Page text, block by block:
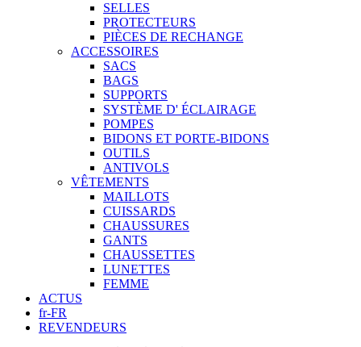
SELLES
PROTECTEURS
PIÈCES DE RECHANGE
ACCESSOIRES
SACS
BAGS
SUPPORTS
SYSTÈME D' ÉCLAIRAGE
POMPES
BIDONS ET PORTE-BIDONS
OUTILS
ANTIVOLS
VÊTEMENTS
MAILLOTS
CUISSARDS
CHAUSSURES
GANTS
CHAUSSETTES
LUNETTES
FEMME
ACTUS
fr-FR
REVENDEURS